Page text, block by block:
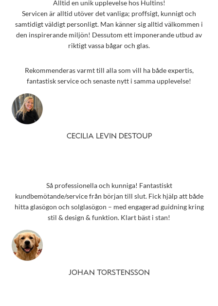
Alltid en unik upplevelse hos Hultins!
Servicen är alltid utöver det vanliga; proffsigt, kunnigt och
samtidigt väldigt personligt. Man känner sig alltid välkommen i
den inspirerande miljön! Dessutom ett imponerande utbud av
riktigt vassa bågar och glas.
Rekommenderas varmt till alla som vill ha både expertis,
fantastisk service och senaste nytt i samma upplevelse!
CECILIA LEVIN DESTOUP
Så professionella och kunniga! Fantastiskt
kundbemötande/service från början till slut. Fick hjälp att både
hitta glasögon och solglasögon – med engagerad guidning kring
stil & design & funktion. Klart bäst i stan!
JOHAN TORSTENSSON